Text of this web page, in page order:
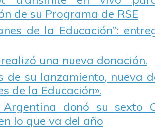
de su Programa de RSE
de la Educación”:
una nueva donación.
de su lanzamiento, nueva
de la Educación».
Argentina donó su sexto
lo que va del año